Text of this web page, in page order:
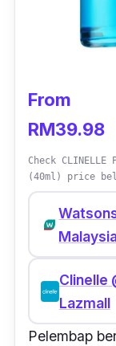
From
RM39.98
Check CLINELLE
(40ml) price
Clinelle
Lazmall
Pelembap